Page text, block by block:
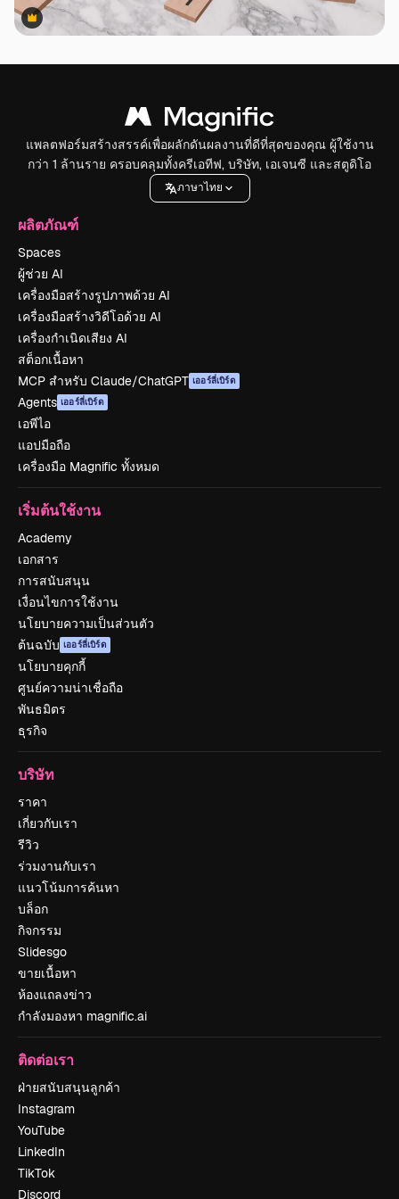
Premium
Premium
แพลตฟอร์มสร้างสรรค์เพื่อผลักดันผลงานที่ดีที่สุดของคุณ ผู้ใช้งาน
กว่า 1 ล้านราย ครอบคลุมทั้งครีเอทีฟ, บริษัท, เอเจนซี และสตูดิโอ
ภาษาไทย
ผลิตภัณฑ์
Spaces
ผู้ช่วย AI
เครื่องมือสร้างรูปภาพด้วย AI
เครื่องมือสร้างวิดีโอด้วย AI
เครื่องกำเนิดเสียง AI
สต็อกเนื้อหา
MCP สำหรับ Claude/ChatGPT เออร์ลี่เบิร์ด
Agents เออร์ลี่เบิร์ด
เอพีไอ
แอปมือถือ
เครื่องมือ Magnific ทั้งหมด
เริ่มต้นใช้งาน
Academy
เอกสาร
การสนับสนุน
เงื่อนไขการใช้งาน
นโยบายความเป็นส่วนตัว
ต้นฉบับ เออร์ลี่เบิร์ด
นโยบายคุกกี้
ศูนย์ความน่าเชื่อถือ
พันธมิตร
ธุรกิจ
บริษัท
ราคา
เกี่ยวกับเรา
รีวิว
ร่วมงานกับเรา
แนวโน้มการค้นหา
บล็อก
กิจกรรม
Slidesgo
ขายเนื้อหา
ห้องแถลงข่าว
กำลังมองหา magnific.ai
ติดต่อเรา
ฝ่ายสนับสนุนลูกค้า
Instagram
YouTube
LinkedIn
TikTok
Discord